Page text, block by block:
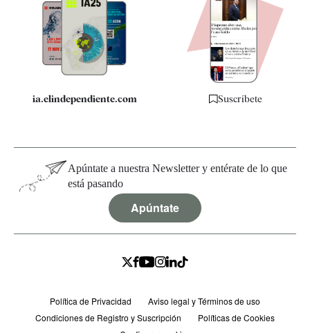
Quiénes somos
Especificaciones
ia.elindependiente.com Suscríbete
Apúntate a nuestra Newsletter y entérate de lo que
está pasando
Apúntate
Política de Privacidad
Aviso legal y Términos de uso
Condiciones de Registro y Suscripción
Políticas de Cookies